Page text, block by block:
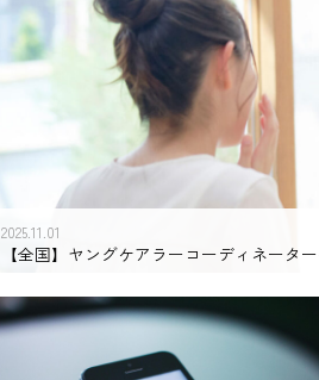
2025.11.01
【全国】ヤングケアラーコーディネータ